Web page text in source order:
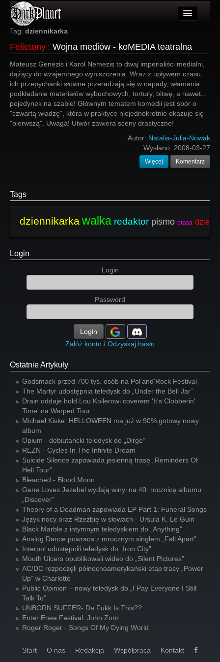
Artykuły
Użytkownicy
Wydarzenia
Galeria
Forum
Więcej
Tag: dziennikarka
Felietony : Wojna mediów - koMEDIA teatralna
Mateusz Genezis i Karol Nemezis to dwaj imperialiści medialni,
dążący do wzajemnego wyniszczenia. Wraz z upływem czasu,
ich przepychanki słowne przeradzają się w napady, włamania,
podkładanie materiałów wybuchowych, tortury, bitwę, a nawet...
pojedynek na szable! Głównym tematem komedii jest spór o
"czwartą władzę", która w praktyce niejednokrotnie okazuje się
"pierwszą". Uwaga! Utwór zawiera sceny drastyczne!
Autor: Natalia-Julia-Nowak
Wysłano: 2008-03-27
Więcej Komentarz
Tags
dziennikarka walka redaktor pismo prasa
Login
Login
Password
Login
Załóż konto / Odzyskaj hasło
Ostatnie Artykuły
Godsmack przed 700 tys. osób na Pol'and'Rock Festival
The Martyr udostępnia teledysk do „Under the Bell Jar”
Drain oddaje hołd Lou Kollerowi coverem 'It's Clobberin'
Time' na Warped Tour
Michael Kiske: HELLOWEEN ma już w 90% gotowy nowy
album
Opium - debiutancki teledysk do „Dirge”
REZN - Cycles In The Infinite Dream
Suicide Silence zapowiada jesienną trasę „Reminders Of
Hell Tour”
Bleached - Blood Moon
Gene Loves Jezebel wydają winyl na 40. rocznicę albumu
„Discover”
Theory of a Deadman zapowiada EP Part 1: Funeral Songs
Język nocy oraz Rzeźbię w słowach - Ursula K. Le Guin
Black Marble z intymnym teledyskiem do „Anything”
Analog Dance powraca z mrocznym singlem „Fall Apart”
Interpol udostępnili teledysk do „Iron City”
Mouth Ulcers opublikowali wideo do „Silent Pictures”
AC/DC rozpoczęli północnoamerykański etap trasy „Power
Up” w Charlotte
Public Opinion – nowy teledysk do „I Pay Everyone I Still
Talk To”
UNBORN SUFFER- Da Fukk Is This??
Enter Enea Festival. John Zorn
Roger Roger - Songs Of My Dying World
Start O nas Redakcja Współpraca Kontakt